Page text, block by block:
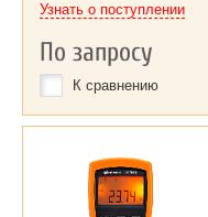
Узнать о поступлении
По запросу
К сравнению